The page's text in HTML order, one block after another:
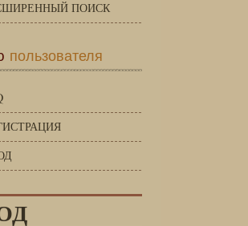
ПОИСК
пользователя